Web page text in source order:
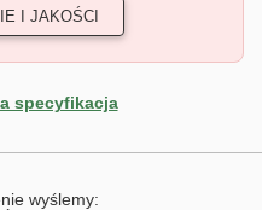
I JAKOŚCI
specyfikacja
wyślemy: